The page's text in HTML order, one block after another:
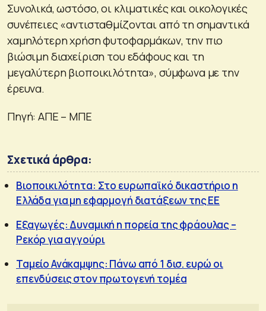
Συνολικά, ωστόσο, οι κλιματικές και οικολογικές
συνέπειες «αντισταθμίζονται από τη σημαντικά
χαμηλότερη χρήση φυτοφαρμάκων, την πιο
βιώσιμη διαχείριση του εδάφους και τη
μεγαλύτερη βιοποικιλότητα», σύμφωνα με την
έρευνα.
Πηγή: ΑΠΕ – ΜΠΕ
Σχετικά άρθρα:
Βιοποικιλότητα: Στο ευρωπαϊκό δικαστήριο η
Ελλάδα για μη εφαρμογή διατάξεων της ΕΕ
Εξαγωγές: Δυναμική η πορεία της φράουλας –
Ρεκόρ για αγγούρι
Ταμείο Ανάκαμψης: Πάνω από 1 δισ. ευρώ οι
επενδύσεις στον πρωτογενή τομέα